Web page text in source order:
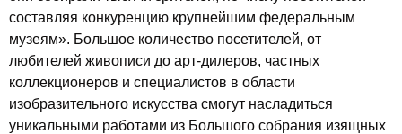
составляя конкуренцию крупнейшим федеральным
музеям». Большое количество посетителей, от
любителей живописи до арт-дилеров, частных
коллекционеров и специалистов в области
изобразительного искусства смогут насладиться
уникальными работами из Большого собрания изящных